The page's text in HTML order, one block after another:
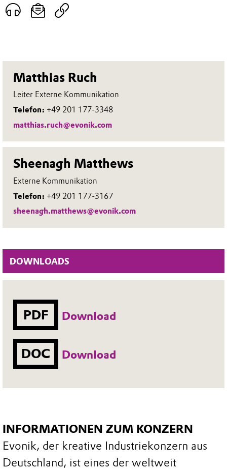
Matthias Ruch
Leiter Externe Kommunikation
Telefon: +49 201 177-3348
matthias.ruch@evonik.com
Sheenagh Matthews
Externe Kommunikation
Telefon: +49 201 177-3167
sheenagh.matthews@evonik.com
DOWNLOADS
PDF Download
DOC Download
INFORMATIONEN ZUM KONZERN
Evonik, der kreative Industriekonzern aus
Deutschland, ist eines der weltweit